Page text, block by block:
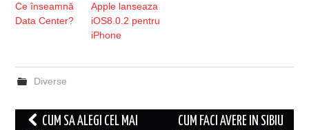
Ce înseamnă
Data Center?
Apple lanseaza
iOS8.0.2 pentru
iPhone
Diverse
Post CUM SA ALEGI CEL MAI
CUM FACI AVERE IN SIBIU